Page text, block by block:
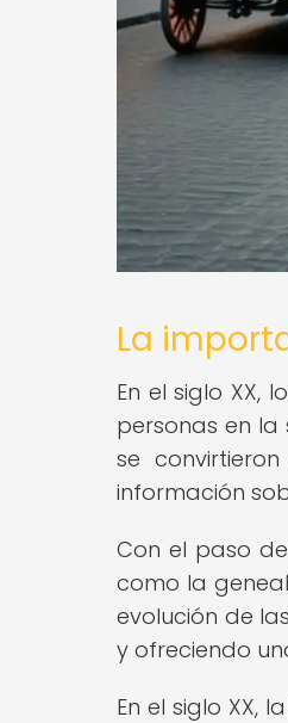
La
En el siglo XX,
personas en la
se
información
Con el paso
como la
evolución de
y ofreciendo
En el siglo XX,